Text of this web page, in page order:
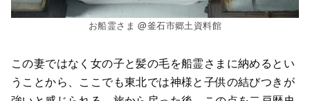
お船霊さま @釜石市郷土資料館
この妻ではなく女の子と髪の毛を船霊さまに納めるとい
うことから、ここでも東北では神様と子供の結びつきが